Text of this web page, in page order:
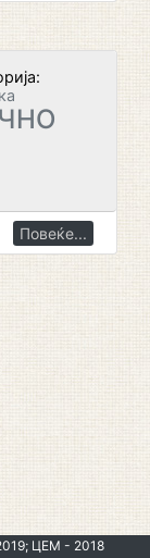
Повеќе...
ЦЕМ - 2018